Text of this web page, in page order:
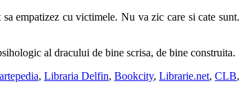
empatizez cu victimele. Nu va zic care si cate sunt.
al dracului de bine scrisa, de bine construita.
, Libraria Delfin, Bookcity,Librarie.net,CLB,